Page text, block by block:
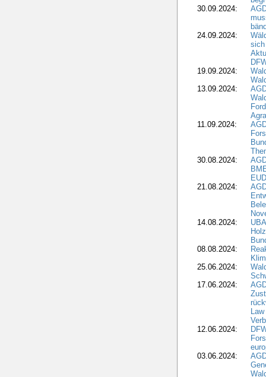
30.09.2024:
24.09.2024:
sich
19.09.2024:
13.09.2024:
11.09.2024:
30.08.2024:
21.08.2024:
14.08.2024:
08.08.2024:
25.06.2024:
17.06.2024:
12.06.2024:
03.06.2024: